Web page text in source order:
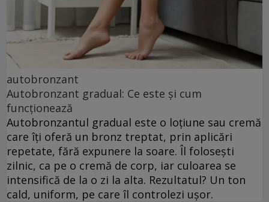
autobronzant
Autobronzant gradual: Ce este și cum
funcționează
Autobronzantul gradual este o loțiune sau cremă
care îți oferă un bronz treptat, prin aplicări
repetate, fără expunere la soare. Îl folosești
zilnic, ca pe o cremă de corp, iar culoarea se
intensifică de la o zi la alta. Rezultatul? Un ton
cald, uniform, pe care îl controlezi ușor.